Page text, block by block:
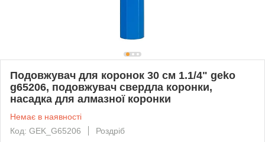
Подовжувач для коронок 30 см 1.1/4" geko
g65206, подовжувач свердла коронки,
насадка для алмазної коронки
Немає в наявності
Код: GEK_G65206
Роздріб